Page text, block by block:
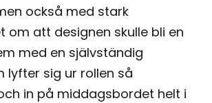
också med stark
om att designen skulle bli en
med en självständig
lyfter sig ur rollen så
in på middagsbordet helt i